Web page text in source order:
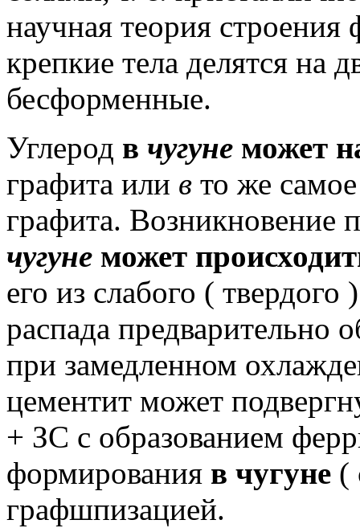
научная теория строения
крепкие тела делятся на
бесформенные.
Углерод в чугуне может
графита или в то же
графита. Возникновение
чугуне может
его из слабого ( твердого
распада предварительно
при замедленном
цементит может
+ ЗС с образованием
формирования в чугуне (
графшпизацией.